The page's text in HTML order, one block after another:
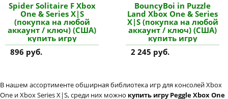
Spider Solitaire F Xbox
One & Series X|S
(покупка на любой
аккаунт / ключ) (США)
купить игру
896 руб.
BouncyBoi in Puzzle
Land Xbox One & Series
X|S (покупка на любой
аккаунт / ключ) (США)
купить игру
2 245 руб.
В нашем ассортименте обширная библиотека игр для консолей Xbox
One и Xbox Series X|S, среди них можно купить игру Peggle Xbox One